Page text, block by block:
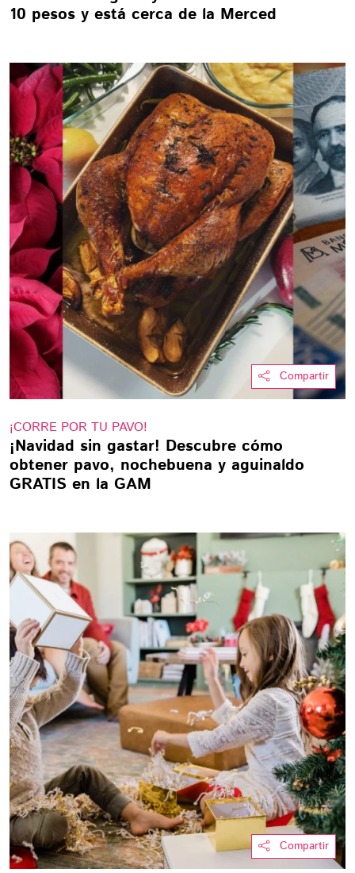
10 pesos y está cerca de la Merced
Compartir
¡CORRE POR TU PAVO!
¡Navidad sin gastar! Descubre cómo
obtener pavo, nochebuena y aguinaldo
GRATIS en la GAM
Compartir